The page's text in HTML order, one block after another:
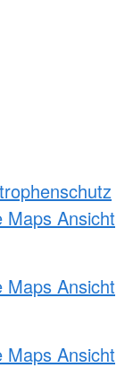
Maps Ansicht
Maps Ansicht
Maps Ansicht